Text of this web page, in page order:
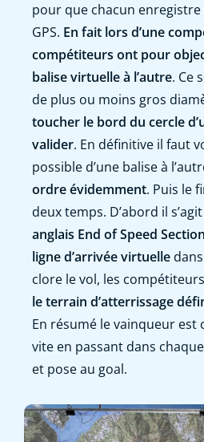
pour que chacun enregistre
GPS. En fait lors d’une
compétiteurs ont pour
balise virtuelle à l’autre. Ce
de plus ou moins gros
toucher le bord du cercle
valider. En définitive il faut
possible d’une balise à
ordre évidemment. Puis le
deux temps. D’abord il s’agit
anglais End of Speed
ligne d’arrivée virtuelle
clore le vol, les
le terrain d’atterrissage
En résumé le vainqueur est
vite en passant dans chaque
et pose au goal.